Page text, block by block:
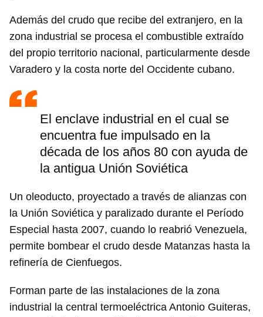
Guardar como favorito
iniciar sesión con tu cuenta de 14ymedio.
INICIAR SESIÓN CANCELAR
Además del crudo que recibe del extranjero, en la
zona industrial se procesa el combustible extraído
del propio territorio nacional, particularmente desde
Varadero y la costa norte del Occidente cubano.
El enclave industrial en el cual se
encuentra fue impulsado en la
década de los años 80 con ayuda de
la antigua Unión Soviética
Un oleoducto, proyectado a través de alianzas con
la Unión Soviética y paralizado durante el Período
Especial hasta 2007, cuando lo reabrió Venezuela,
permite bombear el crudo desde Matanzas hasta la
refinería de Cienfuegos.
Forman parte de las instalaciones de la zona
industrial la central termoeléctrica Antonio Guiteras,